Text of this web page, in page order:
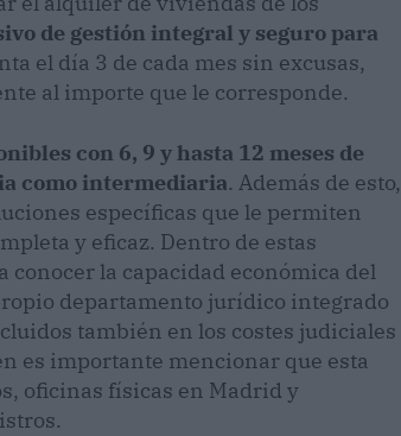
de gestión integral y seguro para
el día 3 de cada mes sin excusas,
al importe que le corresponde.
con 6, 9 y hasta 12 meses de
como intermediaria. Además de esto,
específicas que le permiten
y eficaz. Dentro de estas
la capacidad económica del
departamento jurídico integrado
también en los costes judiciales
es importante mencionar que esta
oficinas físicas en Madrid y